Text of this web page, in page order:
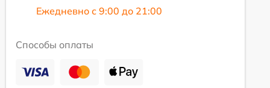
Ежедневно с 9:00 до 21:00
Способы оплаты